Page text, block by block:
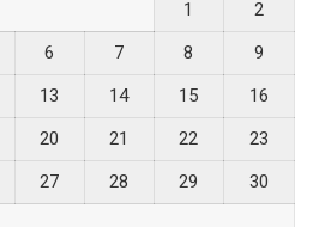
1
2
6 7 8
9
13 14 15
16
20 21 22
23
27 28 29
30